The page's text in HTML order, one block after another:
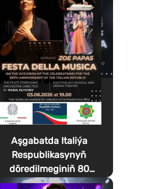
Aşgabatda Italiýa
Respublikasynyň
döredilmeginiň 80
ýyllygyna bagyşlanan